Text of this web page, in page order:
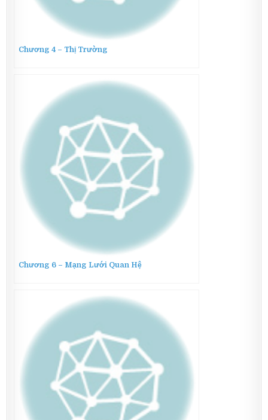
Chương 4 – Thị Trường
Chương 6 – Mạng Lưới Quan Hệ